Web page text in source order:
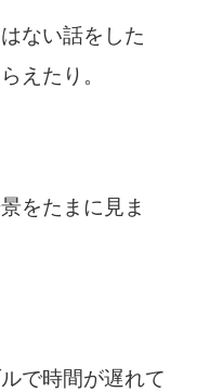
ない話をした
えたり。
をたまに見ま
で時間が遅れて